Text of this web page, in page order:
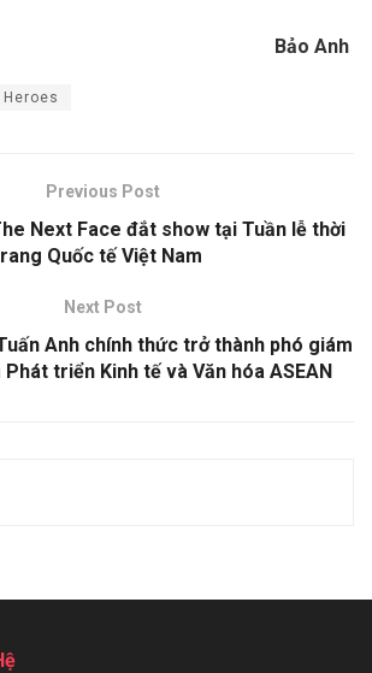
Bảo Anh
Heroes
Previous Post
Next Face đắt show tại Tuần lễ thời
Quốc tế Việt Nam
Next Post
Anh chính thức trở thành phó giám
triển Kinh tế và Văn hóa ASEAN